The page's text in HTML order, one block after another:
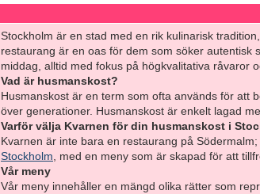
Stockholm är en stad med en rik kulinarisk
restaurang är en oas för dem som söker autentisk
middag, alltid med fokus på högkvalitativa råvaror
Vad är husmanskost?
Husmanskost är en term som ofta används för att
över generationer. Husmanskost är enkelt lagad
Varför välja Kvarnen för din husmanskost i
Kvarnen är inte bara en restaurang på
Stockholm , med en meny som är skapad för att
Vår meny
Vår meny innehåller en mängd olika rätter som